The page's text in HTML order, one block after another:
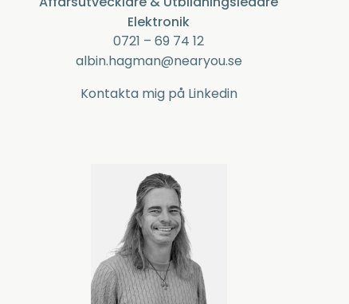
Elektronik
0721 – 69 74 12
albin.hagman@nearyou.se
Kontakta mig på Linkedin